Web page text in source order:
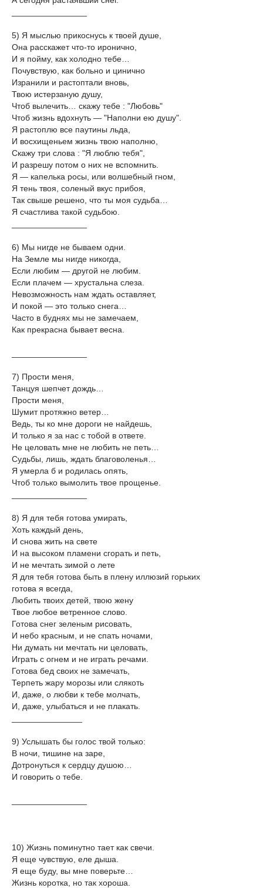
5) Я мыслью прикоснусь к твоей душе,
Она расскажет что-то иронично,
И я пойму, как холодно тебе…
Почувствую, как больно и цинично
Изранили и растоптали вновь,
Твою истерзаную душу,
Чтоб вылечить… скажу тебе : "Любовь"
Чтоб жизнь вдохнуть — "Наполни ею душу".
Я растоплю все паутины льда,
И восхищеньем жизнь твою наполню,
Скажу три слова : "Я люблю тебя",
И разрешу потом о них не вспомнить.
Я — капелька росы, или волшебный гном,
Я тень твоя, соленый вкус прибоя,
Так свыше решено, что ты моя судьба…
Я счастлива такой судьбою.
6) Мы нигде не бываем одни.
На Земле мы нигде никогда,
Если любим — другой не любим.
Если плачем — хрустальна слеза.
Невозможность нам ждать оставляет,
И покой — это только снега…
Часто в буднях мы не замечаем,
Как прекрасна бывает весна.
7) Прости меня,
Танцуя шепчет дождь…
Прости меня,
Шумит протяжно ветер…
Ведь, ты ко мне дороги не найдешь,
И только я за нас с тобой в ответе.
Не целовать мне не любить не петь…
Судьбы, лишь, ждать благоволенья…
Я умерла б и родилась опять,
Чтоб только вымолить твое прощенье.
8) Я для тебя готова умирать,
Хоть каждый день,
И снова жить на свете
И на высоком пламени сгорать и петь,
И не мечтать зимой о лете
Я для тебя готова быть в плену иллюзий горьких
готова я всегда,
Любить твоих детей, твою жену
Твое любое ветренное слово.
Готова снег зеленым рисовать,
И небо красным, и не спать ночами,
Ни думать ни мечтать ни целовать,
Играть с огнем и не играть речами.
Готова бед своих не замечать,
Терпеть жару морозы или слякоть
И, даже, о любви к тебе молчать,
И, даже, улыбаться и не плакать.
9) Услышать бы голос твой только:
В ночи, тишине на заре,
Дотронуться к сердцу душою…
И говорить о тебе.
10) Жизнь поминутно тает как свечи.
Я еще чувствую, еле дыша.
Я еще буду, вы мне поверьте…
Жизнь коротка, но так хороша.